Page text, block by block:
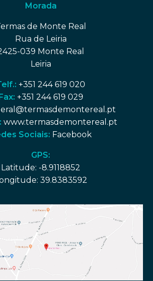
Morada
de Monte Real
Rua de Leiria
039 Monte Real
Leiria
+351 244 619 020
+351 244 619 029
www.termasdemontereal.pt
Sociais: Facebook
GPS:
Latitude: -8.9118852
39.8383592